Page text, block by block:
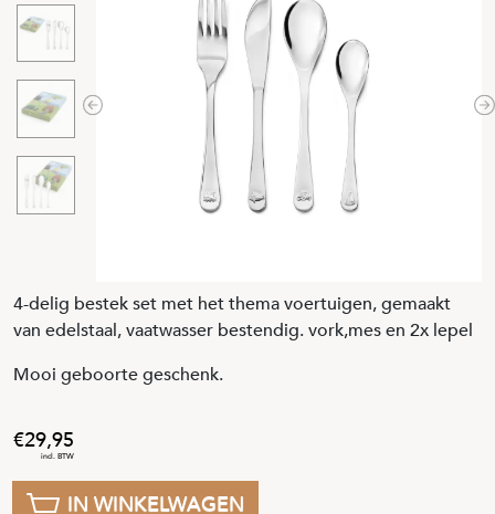
Previous
4-delig bestek set met het thema voertuigen, gemaakt
van edelstaal, vaatwasser bestendig. vork,mes en 2x lepel
Mooi geboorte geschenk.
29,95
IN WINKELWAGEN